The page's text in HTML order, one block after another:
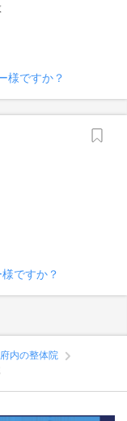
様ですか？
ですか？
内の整体院